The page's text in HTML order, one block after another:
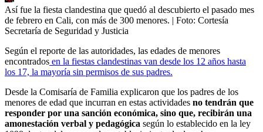
Así fue la fiesta clandestina que quedó al descubierto el pasado mes
de febrero en Cali, con más de 300 menores. | Foto: Cortesía
Secretaría de Seguridad y Justicia
Según el reporte de las autoridades, las edades de menores
encontrados en la fiestas clandestinas van desde los 12 años hasta
los 17, la mayoría sin permisos de sus padres.
Desde la Comisaría de Familia explicaron que los padres de los
menores de edad que incurran en estas actividades no tendrán que
responder por una sanción económica, sino que, recibirán una
amonestación verbal y pedagógica según lo establecido en la ley